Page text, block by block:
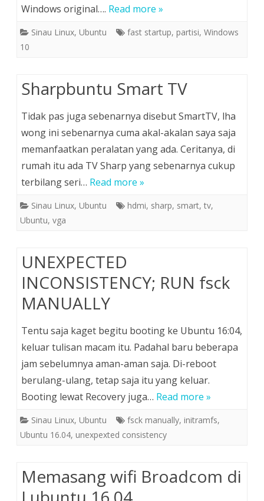
Windows original…. Read more »
Sinau Linux, Ubuntu fast startup, partisi, Windows
10
Sharpbuntu Smart TV
Tidak pas juga sebenarnya disebut SmartTV, lha
wong ini sebenarnya cuma akal-akalan saya saja
memanfaatkan peralatan yang ada. Ceritanya, di
rumah itu ada TV Sharp yang sebenarnya cukup
terbilang seri… Read more »
Sinau Linux, Ubuntu hdmi, sharp, smart, tv,
Ubuntu, vga
UNEXPECTED
INCONSISTENCY; RUN fsck
MANUALLY
Tentu saja kaget begitu booting ke Ubuntu 16:04,
keluar tulisan macam itu. Padahal baru beberapa
jam sebelumnya aman-aman saja. Di-reboot
berulang-ulang, tetap saja itu yang keluar.
Booting lewat Recovery juga… Read more »
Sinau Linux, Ubuntu fsck manually, initramfs,
Ubuntu 16.04, unexpexted consistency
Memasang wifi Broadcom di